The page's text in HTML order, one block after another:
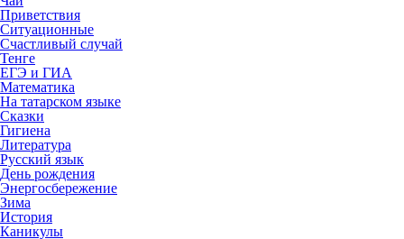
Приветствия
Ситуационные
Счастливый случай
Тенге
ЕГЭ и ГИА
Математика
На татарском языке
Сказки
Гигиена
Литература
Русский язык
День рождения
Энергосбережение
Зима
История
Каникулы